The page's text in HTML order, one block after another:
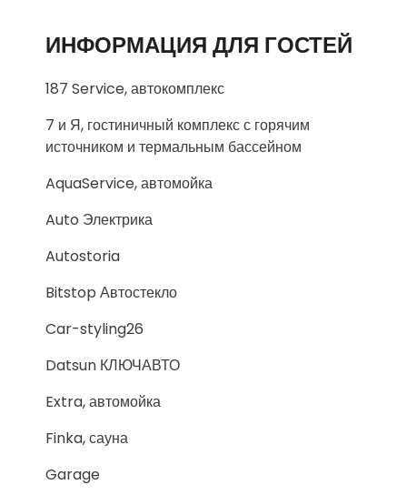
ИНФОРМАЦИЯ ДЛЯ ГОСТЕЙ
187 Service, автокомплекс
7 и Я, гостиничный комплекс с горячим
источником и термальным бассейном
AquaService, автомойка
Auto Электрика
Autostoria
Bitstop Автостекло
Car-styling26
Datsun КЛЮЧАВТО
Extra, автомойка
Finka, сауна
Garage